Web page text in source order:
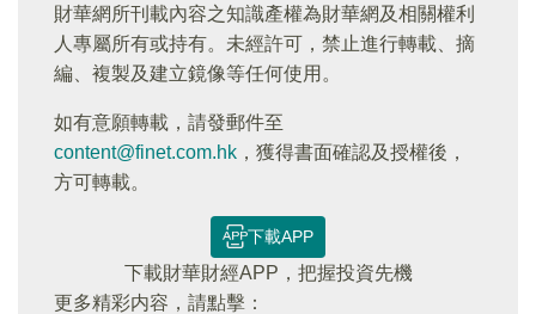
財華網所刊載內容之知識產權為財華網及相關權利
人專屬所有或持有。未經許可，禁止進行轉載、摘
編、複製及建立鏡像等任何使用。
如有意願轉載，請發郵件至
content@finet.com.hk ，獲得書面確認及授權後，
方可轉載。
下載APP
下載財華財經APP，把握投資先機
更多精彩内容，請點擊：